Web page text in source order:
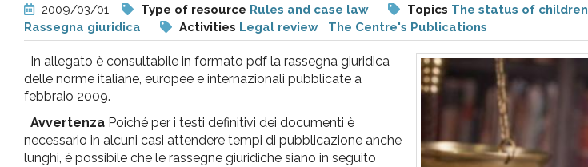
pr
l'infanzia
e
2009/03/01 Type of resource Rules and case law Topics The status of children
Rassegna giuridica
Activities Legal review The Centre's Publications
In allegato è consultabile in formato pdf la rassegna giuridica
delle norme italiane, europee e internazionali pubblicate a
febbraio 2009.
Avvertenza Poiché per i testi definitivi dei documenti è
necessario in alcuni casi attendere tempi di pubblicazione anche
lunghi, è possibile che le rassegne giuridiche siano in seguito